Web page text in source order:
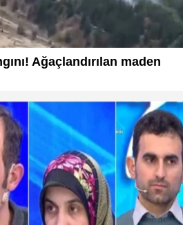
Ağaçlandırılan maden